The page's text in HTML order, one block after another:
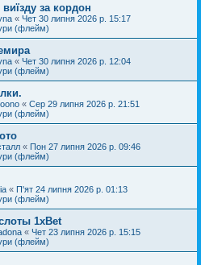
за кордон
« Чет 30 липня 2026 р. 15:17
(флейм)
« Чет 30 липня 2026 р. 12:04
(флейм)
« Сер 29 липня 2026 р. 21:51
(флейм)
« Пон 27 липня 2026 р. 09:46
(флейм)
« П'ят 24 липня 2026 р. 01:13
(флейм)
1xBet
« Чет 23 липня 2026 р. 15:15
(флейм)